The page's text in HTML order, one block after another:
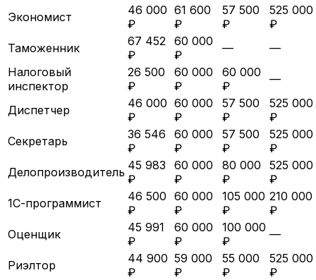
Экономист
46 000
₽
61 600
₽
57 500
₽
525 000
₽
Таможенник
67 452
₽
60 000
₽
—
—
Налоговый
инспектор
26 500
₽
60 000
₽
60 000
₽
—
Диспетчер
46 000
₽
60 000
₽
57 500
₽
525 000
₽
Секретарь
36 546
₽
60 000
₽
57 500
₽
525 000
₽
Делопроизводитель 45 983
₽
60 000
₽
80 000
₽
525 000
₽
1С-программист
46 500
₽
60 000
₽
105 000
₽
210 000
₽
Оценщик
45 991
₽
60 000
₽
100 000
₽
—
Риэлтор
44 900
₽
59 000
₽
55 000
₽
525 000
₽